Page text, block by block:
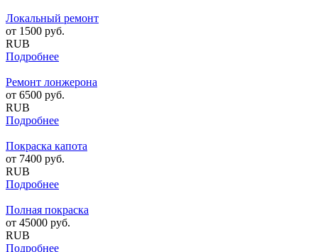
Локальный ремонт
от 1500 руб.
RUB
Подробнее
Ремонт лонжерона
от 6500 руб.
RUB
Подробнее
Покраска капота
от 7400 руб.
RUB
Подробнее
Полная покраска
от 45000 руб.
RUB
Подробнее